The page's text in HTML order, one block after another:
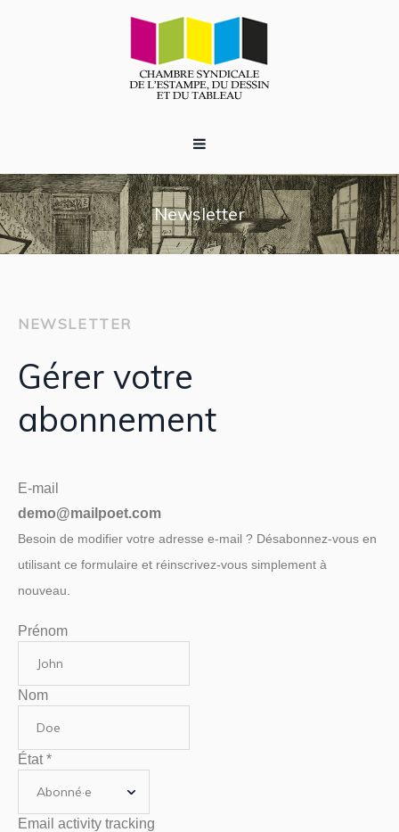
Newsletter
NEWSLETTER
Gérer votre
abonnement
E-mail
demo@mailpoet.com
Besoin de modifier votre adresse e-mail ? Désabonnez-vous en
utilisant ce formulaire et réinscrivez-vous simplement à
nouveau.
Prénom
Nom
État*
Email activity tracking